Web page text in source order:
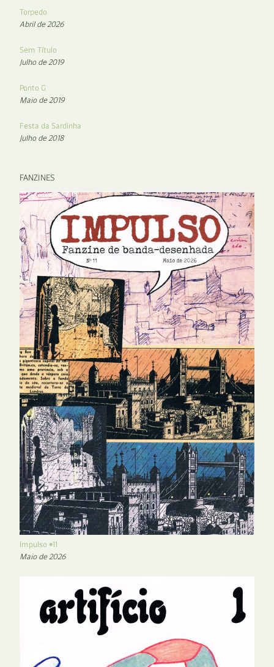
Torpedo
Abril de 2026
Sem Título
Julho de 2019
Ponto G
Maio de 2019
Festa da Sardinha
Julho de 2018
FANZINES
Impulso #11
Maio de 2026